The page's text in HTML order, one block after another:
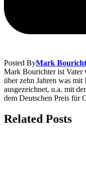
Posted ByMark
Mark Bourichter ist Vater
über zehn Jahren was
ausgezeichnet, u.a. mit
dem Deutschen Preis für
Related Posts